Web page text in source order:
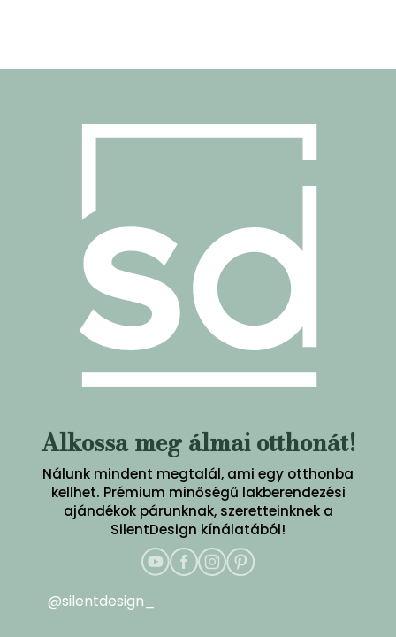
Alkossa meg álmai otthonát!
Nálunk mindent megtalál, ami egy otthonba
kellhet. Prémium minőségű lakberendezési
ajándékok párunknak, szeretteinknek a
SilentDesign kínálatából!
@silentdesign_